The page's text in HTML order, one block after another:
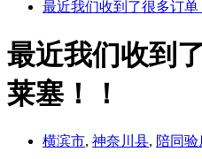
最近我们收到了很多订单
最近我们收到
莱塞！！
横滨市, 神奈川县, 陪同验